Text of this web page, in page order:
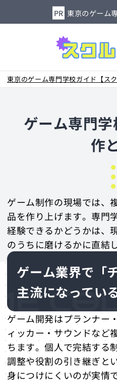
東京のゲーム
東京のゲーム専門学校ガイド【スク
ゲーム専門
作
ゲーム制作の現場では、
品を作り上げます。専門
経験できるかどうかは、
のうちに磨けるかに直結
ゲーム業界で「
主流になってい
ゲーム開発はプランナー
ィッカー・サウンドなど
ちます。個人で完結する
調整や役割の引き継ぎと
身につけにくいのが実情で